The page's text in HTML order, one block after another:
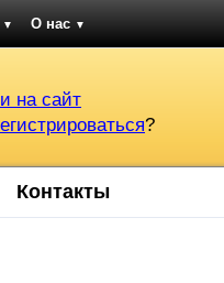
▼ О нас ▼
на сайт
?
Контакты